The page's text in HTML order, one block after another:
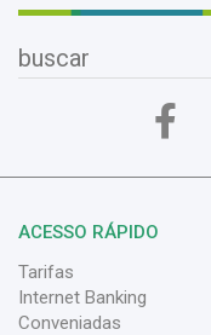
ACESSO RÁPIDO
Tarifas
Internet Banking
Conveniadas